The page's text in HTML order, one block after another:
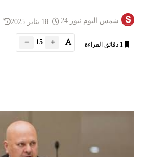
شمس اليوم نيوز 24
1 دقائق القراءة 15